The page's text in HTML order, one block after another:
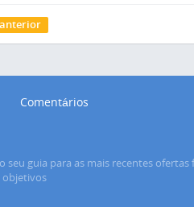
anterior
Comentários
seu guia para as mais recentes
objetivos